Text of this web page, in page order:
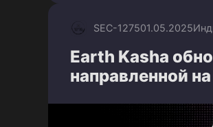
SEC-127501.05.2025
Earth Kasha
направленной